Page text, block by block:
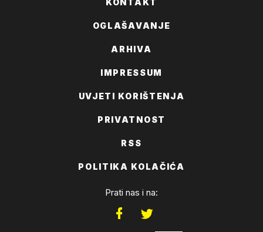
OGLAŠAVANJE
ARHIVA
IMPRESSUM
UVJETI KORIŠTENJA
PRIVATNOST
RSS
POLITIKA KOLAČIĆA
Prati nas i na: